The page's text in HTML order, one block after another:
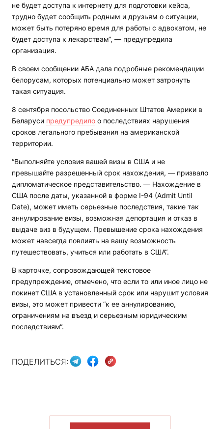
не будет доступа к интернету для подготовки кейса,
трудно будет сообщить родным и друзьям о ситуации,
может быть потеряно время для работы с адвокатом, не
будет доступа к лекарствам“, — предупредила
организация.
В своем сообщении АБА дала подробные рекомендации
белорусам, которых потенциально может затронуть
такая ситуация.
8 сентября посольство Соединенных Штатов Америки в
Беларуси предупредило о последствиях нарушения
сроков легального пребывания на американской
территории.
“Выполняйте условия вашей визы в США и не
превышайте разрешенный срок нахождения, — призвало
дипломатическое представительство. — Нахождение в
США после даты, указанной в форме I-94 (Admit Until
Date), может иметь серьезные последствия, такие так
аннулирование визы, возможная депортация и отказ в
выдаче виз в будущем. Превышение срока нахождения
может навсегда повлиять на вашу возможность
путешествовать, учиться или работать в США“.
В карточке, сопровождающей текстовое
предупреждение, отмечено, что если то или иное лицо не
покинет США в установленный срок или нарушит условия
визы, это может привести “к ее аннулированию,
ограничениям на въезд и серьезным юридическим
последствиям“.
ПОДЕЛИТЬСЯ: